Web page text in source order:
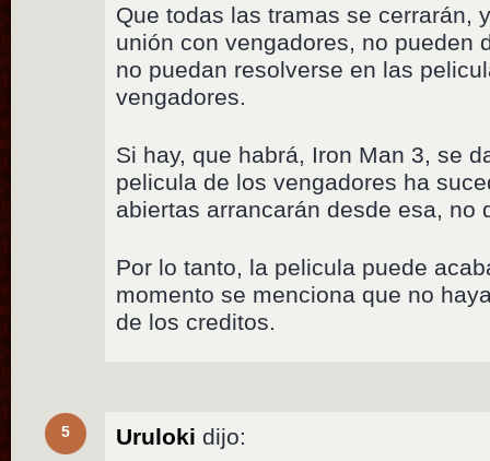
Que todas las tramas se cerrarán,
unión con vengadores, no pueden
no puedan resolverse en las
vengadores.
Si hay, que habrá, Iron Man 3, se
pelicula de los vengadores ha
abiertas arrancarán desde esa, no
Por lo tanto, la pelicula puede
momento se menciona que no
de los creditos.
5 Uruloki dijo: